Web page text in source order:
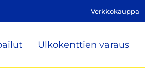
Verkkokauppa
Ulkokenttien varaus